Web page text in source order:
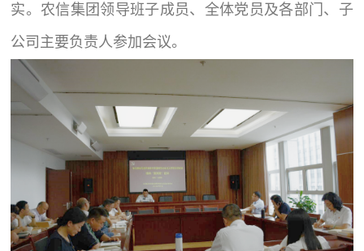
实。农信集团领导班子成员、全体党员及各部门、子
公司主要负责人参加会议。